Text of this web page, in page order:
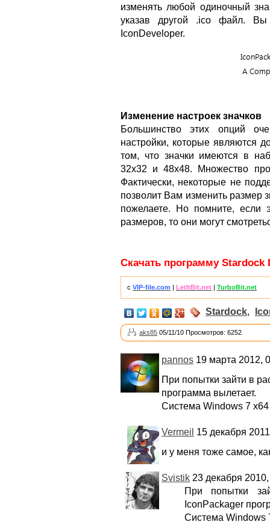
изменять любой одиночный
указав другой .ico файл. Вы
IconDeveloper.
Изменение настроек значков
Большинство этих опций
настройки, которые являются
том, что значки имеются в
32x32 и 48x48. Множество
Фактически, некоторые не
позволит Вам изменить размер
пожелаете. Но помните, если
размеров, то они могут
Скачать программу Stardock
с VIP-file.com LetItBit.net TurboBit.net
Stardock,
aks85 05/11/10 Просмотров: 6252
pannos 19 марта 2012,
При попытки зайти в
программа вылетает.
Система Windows 7 x64
Vermeil 15 декабря
и у меня тоже самое,
Svistik 23 декабря
При попытки
IconPackager
Система Windows